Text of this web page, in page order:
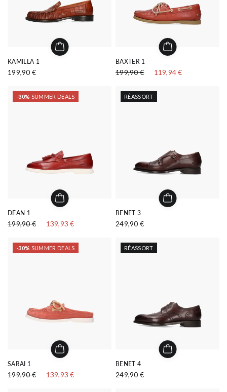
KAMILLA 1
199,90 €
BAXTER 1
199,90 € 119,94 €
-30% SUMMER DEALS
DEAN 1
199,90 € 139,93 €
RÉASSORT
BENET 3
249,90 €
-30% SUMMER DEALS
SARAI 1
199,90 € 139,93 €
RÉASSORT
BENET 4
249,90 €